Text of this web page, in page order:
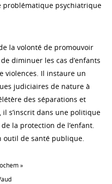
problématique psychiatrique
la volonté de promouvoir
diminuer les cas d’enfants
violences. Il instaure un
judiciaires de nature à
des séparations et
s’inscrit dans une politique
la protection de l’enfant.
outil de santé publique.
»